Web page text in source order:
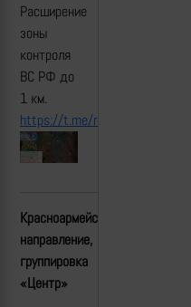
Расширение
зоны
контроля
ВС РФ до
1 км.
https://t.me/rian_ru/312076
Красноармейское(Покровское)
направление,
группировка
«Центр»